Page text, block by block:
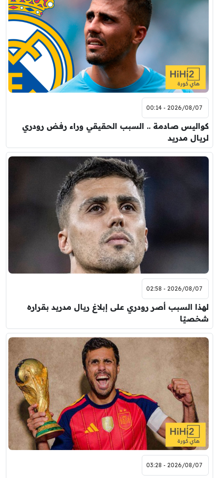
2026/08/07 - 00:14
كواليس صادمة .. السبب الحقيقي وراء رفض رودري
لريال مدريد
2026/08/07 - 02:58
لهذا السبب أصر رودري على إبلاغ ريال مدريد بقراره
شخصيًا
2026/08/07 - 03:28